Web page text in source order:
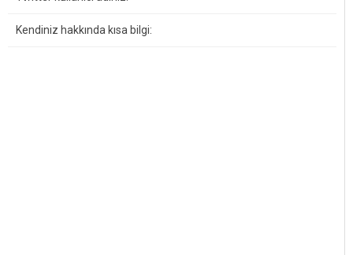
Kendiniz hakkında kısa bilgi: